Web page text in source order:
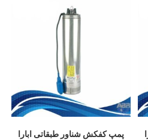
پمپ کفکش شناور طبقاتی ابارا